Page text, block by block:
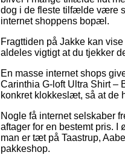
dog i de fleste tilfælde være
internet shoppens bopæl.
Fragttiden på Jakke kan
aldeles vigtigt at du tjekker
En masse internet shops
Carinthia G-loft Ultra Shirt –
konkret klokkeslæt, så at de
Nogle få internet selskaber
aftager for en bestemt pris. I
man er tæt på Taastrup,
pakkeshop.